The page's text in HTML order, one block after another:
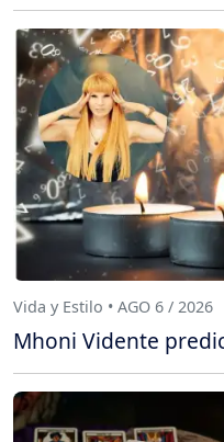
Vida y Estilo • AGO 6 / 2026
Mhoni Vidente